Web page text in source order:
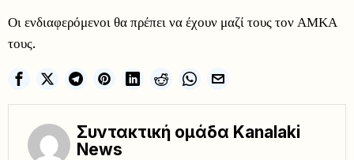
Οι ενδιαφερόμενοι θα πρέπει να έχουν μαζί τους τον ΑΜΚΑ
τους.
Συντακτική ομάδα Kanalaki
News